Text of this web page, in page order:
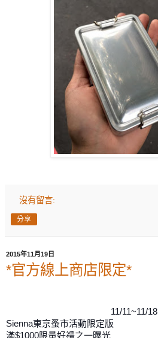
沒有留言:
分享
2015年11月19日
*官方線上商店限定*
11/11~11/18
Sienna東京蚤市活動限定版
滿$1000限量好禮之一曝光